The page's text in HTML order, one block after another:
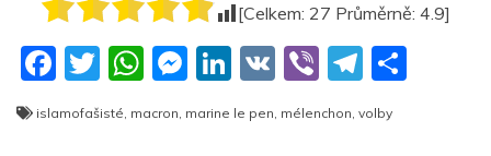
[Celkem: 27 Průměrně: 4.9]
F
c
T
w
itt
W
at
M
ss
Li
n
k
V
Vi
b
er
T
el
e
islamofašisté macron marine le pen mélenchon volby